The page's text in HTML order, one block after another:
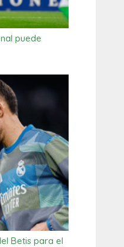
puede
Betis para el